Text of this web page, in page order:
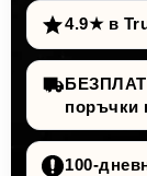
4.9★ в
поръчки
100-